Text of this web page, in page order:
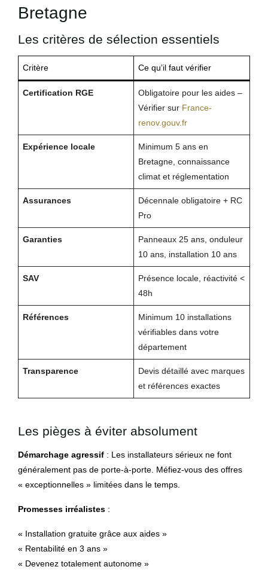
Bretagne
Les critères de sélection essentiels
Critère Ce qu’il faut vérifier
Certification RGE
Obligatoire pour les aides –
Vérifier sur France-
renov.gouv.fr
Expérience locale
Minimum 5 ans en
Bretagne, connaissance
climat et réglementation
Assurances
Décennale obligatoire + RC
Pro
Garanties
Panneaux 25 ans, onduleur
10 ans, installation 10 ans
SAV
Présence locale, réactivité <
48h
Références
Minimum 10 installations
vérifiables dans votre
département
Transparence
Devis détaillé avec marques
et références exactes
Les pièges à éviter absolument
Démarchage agressif : Les installateurs sérieux ne font
généralement pas de porte-à-porte. Méfiez-vous des offres
« exceptionnelles » limitées dans le temps.
Promesses irréalistes :
« Installation gratuite grâce aux aides »
« Rentabilité en 3 ans »
« Devenez totalement autonome »